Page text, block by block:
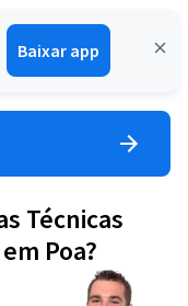
Baixar app
Entrar
Técnicas
Poa?